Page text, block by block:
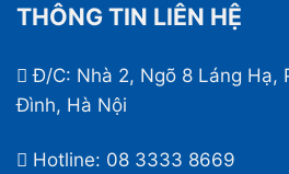
THÔNG TIN LIÊN HỆ
Đ/C: Nhà 2, Ngõ 8 Láng Hạ,
Đình, Hà Nội
Hotline: 08 3333 8669